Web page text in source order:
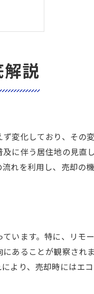
説
変化しており、その
に伴う居住地の見直
れを利用し、売却の
います。特に、リモ
あることが観察され
より、売却時にはエ